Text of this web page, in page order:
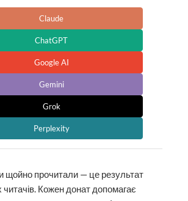
Claude
ChatGPT
Google AI
Gemini
Grok
Perplexity
щойно прочитали — це результат
читачів. Кожен донат допомагає